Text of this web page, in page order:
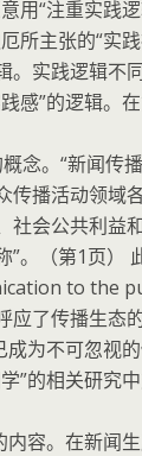
用“注重实践
所主张的“实
。实践逻辑不
感”的逻辑。
念。“新闻传
传播活动领域
社会公共利益
”。（第1页）
to the
应了传播生
为不可忽视的
”的相关研究
内容。在新闻